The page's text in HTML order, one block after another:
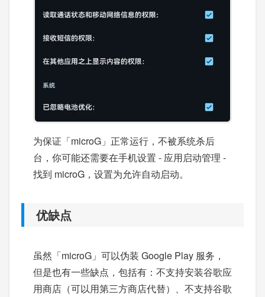
为保证「microG」正常运行，不被系统杀后
台，你可能还需要在手机设置 - 应用启动管理 -
找到 microG，设置为允许自动启动。
优缺点
虽然「microG」可以伪装 Google Play 服务，
但是也有一些缺点，包括有：不支持安装谷歌应
用商店（可以用第三方商店代替）、不支持谷歌